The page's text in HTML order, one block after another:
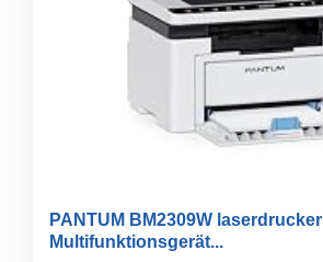
PANTUM BM2309W laserdrucker
Multifunktionsgerät...